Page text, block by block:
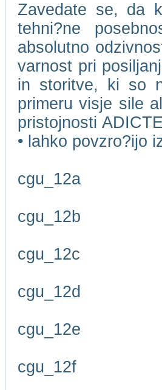
Zavedate se, da
tehni?ne
absolutno
varnost pri
in storitve, ki so
primeru visje sile
pristojnosti
• lahko povzro?ijo
cgu_12a
cgu_12b
cgu_12c
cgu_12d
cgu_12e
cgu_12f